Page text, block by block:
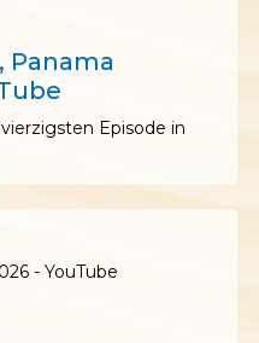
Panama
Episode in